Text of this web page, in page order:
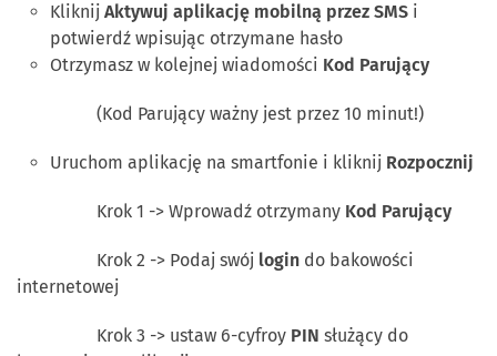
Kliknij Aktywuj aplikację mobilną przez SMS i
potwierdź wpisując otrzymane hasło
Otrzymasz w kolejnej wiadomości Kod Parujący
(Kod Parujący ważny jest przez 10 minut!)
Uruchom aplikację na smartfonie i kliknij Rozpocznij
Krok 1 -> Wprowadź otrzymany Kod Parujący
Krok 2 -> Podaj swój login do bakowości
internetowej
Krok 3 -> ustaw 6-cyfroy PIN służący do